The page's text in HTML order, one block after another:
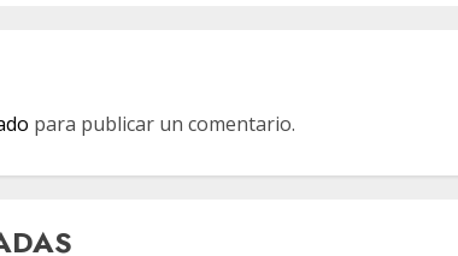
para publicar un comentario.